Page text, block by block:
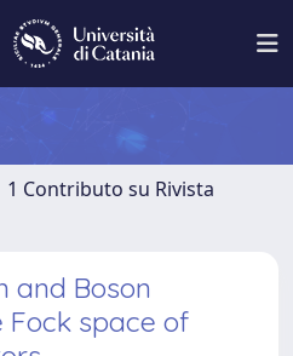
1 Contributo su Rivista
and Boson
Fock space of